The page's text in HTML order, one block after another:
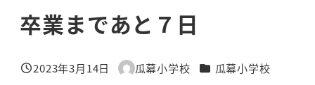
卒業まであと７日
投稿日
2023年3月14日
著
瓜幕小学校 カテゴリー
瓜幕小学校